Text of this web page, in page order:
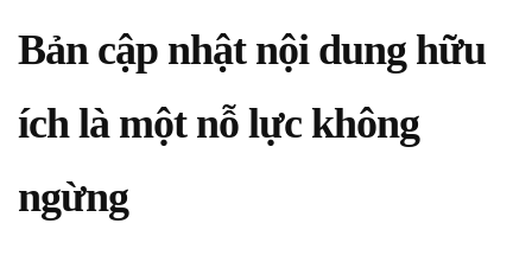
Bản cập nhật nội dung hữu
ích là một nỗ lực không
ngừng